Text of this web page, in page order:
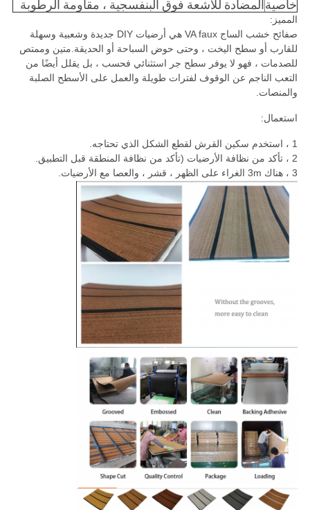
خاصيةالمضادة للأشعة فوق البنفسجية ، مقاومة الرطوبة
المميز:
صفائح خشب الساج VA faux هي أرضيات DIY جديدة وشعبية وسهلة
للقارب أو سطح اليخت ، وحتى حوض السباحة أو الحديقة.متين وممتص
للصدمات ، فهو لا يوفر سطح جر استثنائي فحسب ، بل يقلل أيضًا من
التعب الناجم عن الوقوف لفترات طويلة والعمل على الأسطح الصلبة
والمنصات.
استعمال:
1 ، استخدم سكين القرش لقطع الشكل الذي تحتاجه.
2 ، تأكد من نظافة الأرضيات (تأكد من نظافة المنطقة قبل التطبيق.
3 ، هناك 3m الغراء على الظهر ، قشر ، والعصا مع الأرضيات.